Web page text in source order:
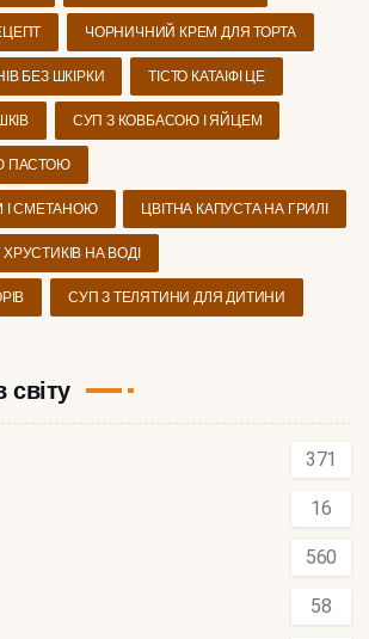
ЧОРНИЧНИЙ КРЕМ ДЛЯ ТОРТА
БЕЗ ШКІРКИ ТІСТО КАТАІФІ ЦЕ
СУП З КОВБАСОЮ І ЯЙЦЕМ
ПАСТОЮ
І СМЕТАНОЮ ЦВІТНА КАПУСТА НА ГРИЛІ
НА ВОДІ
СУП З ТЕЛЯТИНИ ДЛЯ ДИТИНИ
світу
371
16
560
58